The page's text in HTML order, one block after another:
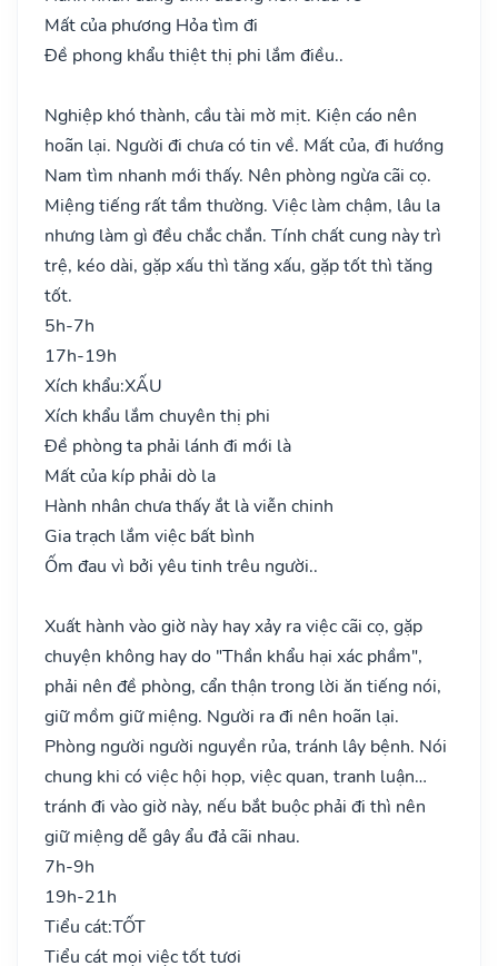
Mất của phương Hỏa tìm đi
Đề phong khẩu thiệt thị phi lắm điều..
Nghiệp khó thành, cầu tài mờ mịt. Kiện cáo nên
hoãn lại. Người đi chưa có tin về. Mất của, đi hướng
Nam tìm nhanh mới thấy. Nên phòng ngừa cãi cọ.
Miệng tiếng rất tầm thường. Việc làm chậm, lâu la
nhưng làm gì đều chắc chắn. Tính chất cung này trì
trệ, kéo dài, gặp xấu thì tăng xấu, gặp tốt thì tăng
tốt.
5h-7h
17h-19h
Xích khẩu:XẤU
Xích khẩu lắm chuyên thị phi
Đề phòng ta phải lánh đi mới là
Mất của kíp phải dò la
Hành nhân chưa thấy ắt là viễn chinh
Gia trạch lắm việc bất bình
Ốm đau vì bởi yêu tinh trêu người..
Xuất hành vào giờ này hay xảy ra việc cãi cọ, gặp
chuyện không hay do "Thần khẩu hại xác phầm",
phải nên đề phòng, cẩn thận trong lời ăn tiếng nói,
giữ mồm giữ miệng. Người ra đi nên hoãn lại.
Phòng người người nguyền rủa, tránh lây bệnh. Nói
chung khi có việc hội họp, việc quan, tranh luận…
tránh đi vào giờ này, nếu bắt buộc phải đi thì nên
giữ miệng dễ gây ẩu đả cãi nhau.
7h-9h
19h-21h
Tiểu cát:TỐT
Tiểu cát mọi việc tốt tươi